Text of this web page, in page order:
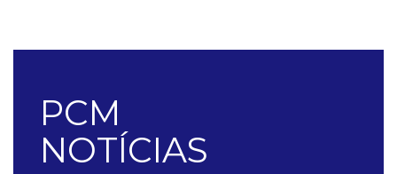
PCM
NOTÍCIAS